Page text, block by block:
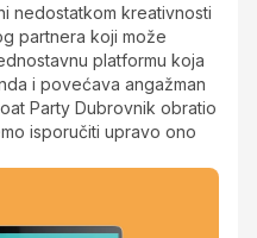
nedostatkom kreativnosti
partnera koji može
platformu koja
i povećava angažman
Party Dubrovnik obratio
isporučiti upravo ono